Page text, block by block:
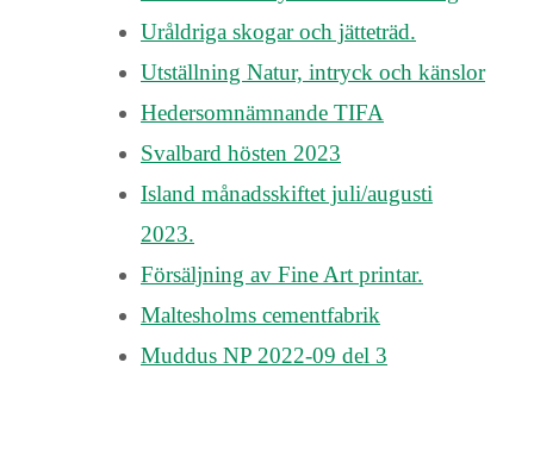
Uråldriga skogar och jätteträd.
Utställning Natur, intryck och känslor
Hedersomnämnande TIFA
Svalbard hösten 2023
Island månadsskiftet juli/augusti
2023.
Försäljning av Fine Art printar.
Maltesholms cementfabrik
Muddus NP 2022-09 del 3